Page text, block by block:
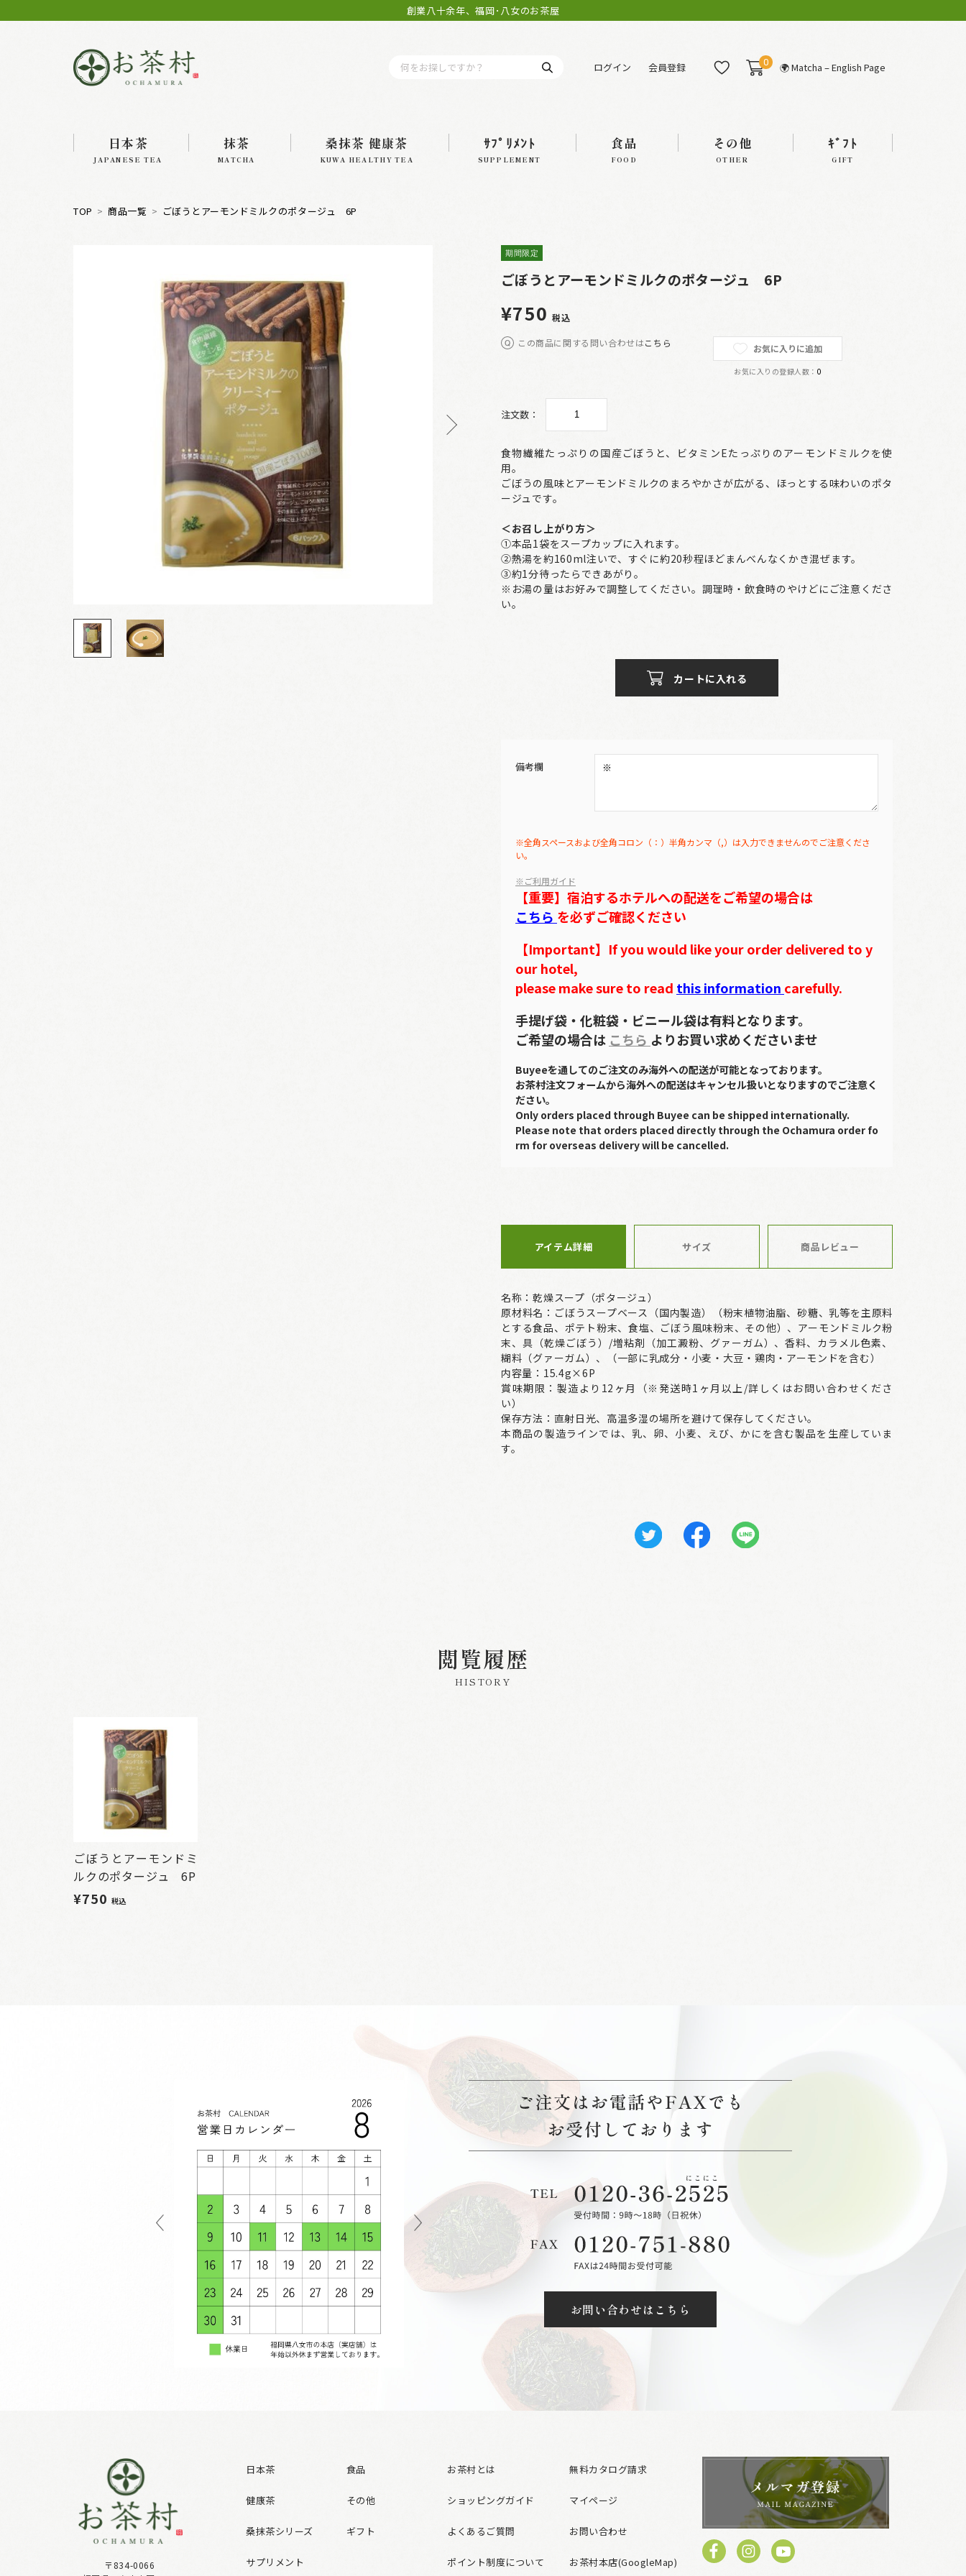
創業八十余年、福岡･八女のお茶屋
ログイン 会員登録 0 🌍 Matcha – English Page
日本茶
JAPANESE TEA
抹茶
MATCHA
桑抹茶 健康茶
KUWA HEALTHY TEA
ｻﾌﾟﾘﾒﾝﾄ
SUPPLEMENT
食品
FOOD
その他
OTHER
ｷﾞﾌﾄ
GIFT
TOP 商品一覧 ごぼうとアーモンドミルクのポタージュ 6P
期間限定
ごぼうとアーモンドミルクのポタージュ 6P
¥750 税込
この商品に関する問い合わせはこちら お気に入りに追加
お気に入りの登録人数： 0
注文数：
食物繊維たっぷりの国産ごぼうと、ビタミンEたっぷりのアーモンドミルクを使
用。
ごぼうの風味とアーモンドミルクのまろやかさが広がる、ほっとする味わいのポタ
ージュです。
＜お召し上がり方＞
①本品1袋をスープカップに入れます。
②熱湯を約160ml注いで、すぐに約20秒程ほどまんべんなくかき混ぜます。
③約1分待ったらできあがり。
※お湯の量はお好みで調整してください。調理時・飲食時のやけどにご注意くださ
い。
カートに入れる
備考欄
※全角スペースおよび全角コロン（：）半角カンマ（,）は入力できませんのでご注意くださ
い。
※ご利用ガイド
【重要】宿泊するホテルへの配送をご希望の場合は
こちら を必ずご確認ください
【Important】If you would like your order delivered to y
our hotel,
please make sure to read this information carefully.
手提げ袋・化粧袋・ビニール袋は有料となります。
ご希望の場合は こちら よりお買い求めくださいませ
Buyeeを通してのご注文のみ海外への配送が可能となっております。
お茶村注文フォームから海外への配送はキャンセル扱いとなりますのでご注意く
ださい。
Only orders placed through Buyee can be shipped internationally.
Please note that orders placed directly through the Ochamura order fo
rm for overseas delivery will be cancelled.
アイテム詳細 サイズ 商品レビュー
名称：乾燥スープ（ポタージュ）
原材料名：ごぼうスープベース（国内製造）（粉末植物油脂、砂糖、乳等を主原料
とする食品、ポテト粉末、食塩、ごぼう風味粉末、その他）、アーモンドミルク粉
末、具（乾燥ごぼう）/増粘剤（加工澱粉、グァーガム）、香料、カラメル色素、
糊料（グァーガム）、（一部に乳成分・小麦・大豆・鶏肉・アーモンドを含む）
内容量：15.4g×6P
賞味期限：製造より12ヶ月（※発送時1ヶ月以上/詳しくはお問い合わせくださ
い）
保存方法：直射日光、高温多湿の場所を避けて保存してください。
本商品の製造ラインでは、乳、卵、小麦、えび、かにを含む製品を生産していま
す。
閲覧履歴
HISTORY
ごぼうとアーモンドミ
ルクのポタージュ 6P
¥750 税込
お問い合わせはこちら
〒834-0066
日本茶
健康茶
桑抹茶シリーズ
サプリメント
食品
その他
ギフト
お茶村とは
ショッピングガイド
よくあるご質問
ポイント制度について
無料カタログ請求
マイページ
お問い合わせ
お茶村本店(GoogleMap)